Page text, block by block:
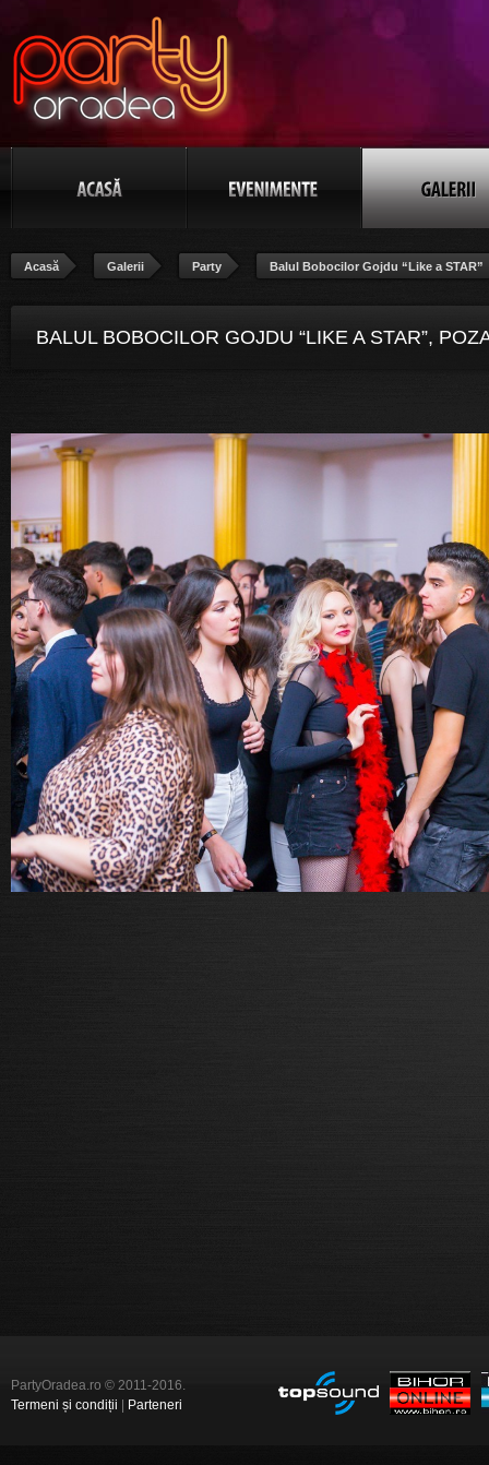
Acasă Galerii Party Balul Bobocilor Gojdu “Like a STAR”
BALUL BOBOCILOR GOJDU “LIKE A STAR”,
PartyOradea.ro © 2011-2016.
Termeni și condiții
Parteneri